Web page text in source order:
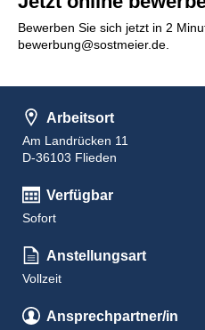
Arbeitsort
Am Landrücken 11
D-36103 Flieden
Verfügbar
Sofort
Anstellungsart
Vollzeit
Ansprechpartner/in
Bewerben Sie sich jetzt in 2
bewerbung@sostmeier.de.